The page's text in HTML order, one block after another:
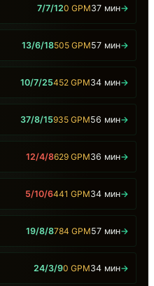
7/7/120 GPM37 мин→
13/6/18505 GPM57 мин→
10/7/25452 GPM34 мин→
37/8/15935 GPM56 мин→
12/4/8629 GPM36 мин→
5/10/6441 GPM34 мин→
19/8/8784 GPM57 мин→
24/3/90 GPM34 мин→